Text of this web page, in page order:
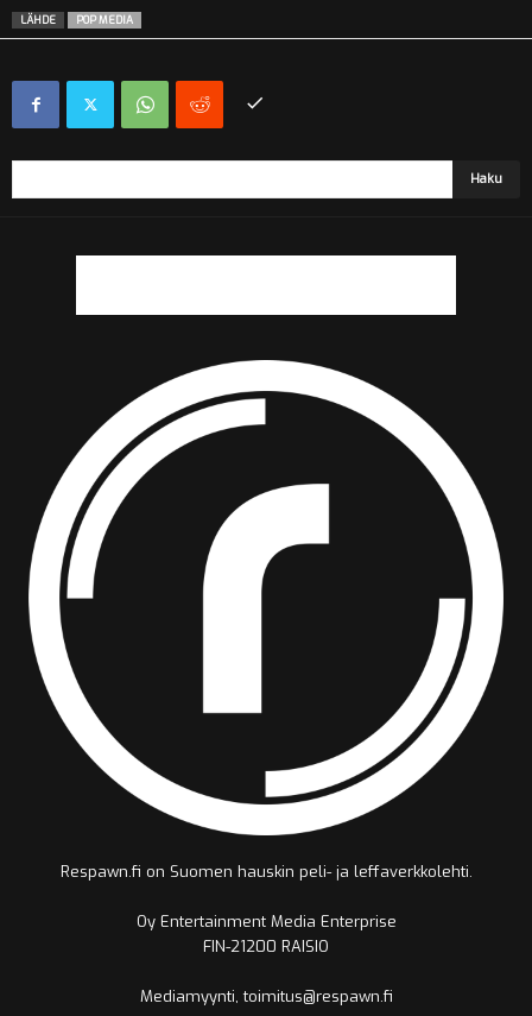
LÄHDE POP MEDIA
Respawn.fi on Suomen hauskin peli- ja leffaverkkolehti.
Oy Entertainment Media Enterprise
FIN-21200 RAISIO
Mediamyynti, toimitus@respawn.fi